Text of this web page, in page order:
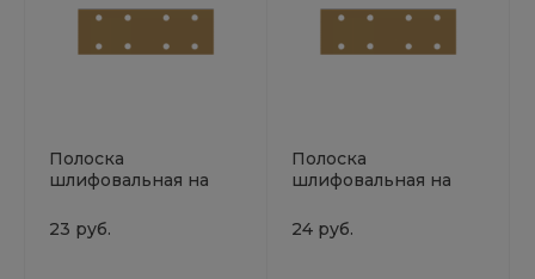
Полоска
шлифовальная на
70х198 Р180
8отв.SUNMIGHT
23 руб.
Полоска
шлифовальная на
70х198 Р120
8отв.SUNMIGHT
24 руб.